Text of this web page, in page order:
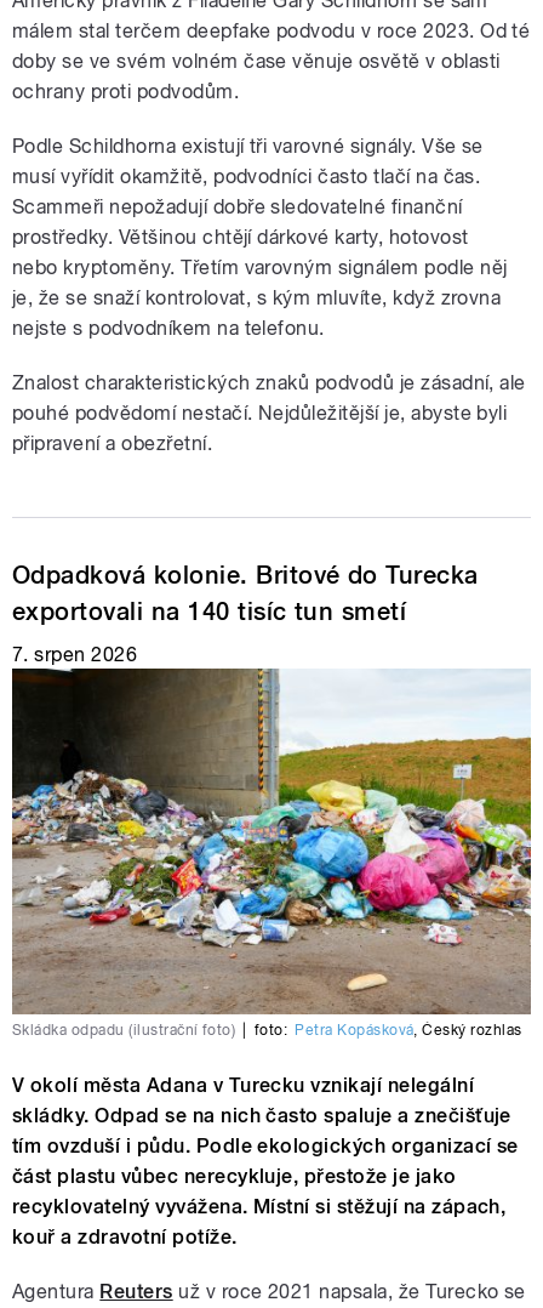
málem stal terčem deepfake podvodu v roce 2023. Od té
doby se ve svém volném čase věnuje osvětě v oblasti
ochrany proti podvodům.
Podle Schildhorna existují tři varovné signály. Vše se
musí vyřídit okamžitě, podvodníci často tlačí na čas.
Scammeři nepožadují dobře sledovatelné finanční
prostředky. Většinou chtějí dárkové karty, hotovost
nebo kryptoměny. Třetím varovným signálem podle něj
je, že se snaží kontrolovat, s kým mluvíte, když zrovna
nejste s podvodníkem na telefonu.
Znalost charakteristických znaků podvodů je zásadní, ale
pouhé podvědomí nestačí. Nejdůležitější je, abyste byli
připravení a obezřetní.
Odpadková kolonie. Britové do Turecka
exportovali na 140 tisíc tun smetí
7. srpen 2026
Skládka odpadu (ilustrační foto) foto: Petra Kopásková,Český rozhlas
V okolí města Adana v Turecku vznikají nelegální
skládky. Odpad se na nich často spaluje a znečišťuje
tím ovzduší i půdu. Podle ekologických organizací se
část plastu vůbec nerecykluje, přestože je jako
recyklovatelný vyvážena. Místní si stěžují na zápach,
kouř a zdravotní potíže.
Agentura Reuters už v roce 2021 napsala, že Turecko se